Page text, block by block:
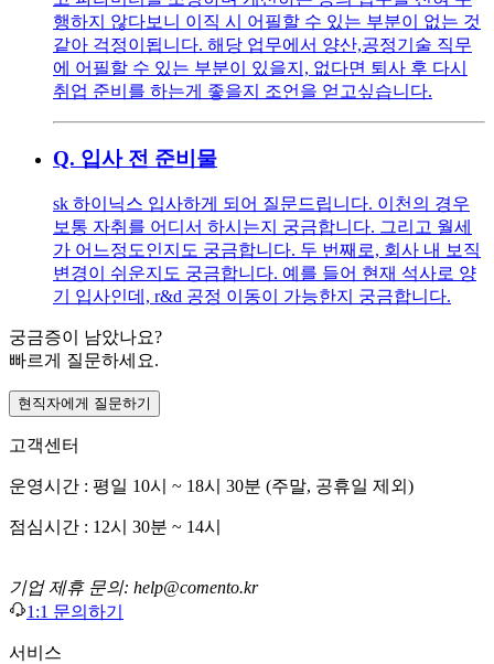
행하지 않다보니 이직 시 어필할 수 있는 부분이 없는 것
같아 걱정이됩니다. 해당 업무에서 양산,공정기술 직무
에 어필할 수 있는 부분이 있을지, 없다면 퇴사 후 다시
취업 준비를 하는게 좋을지 조언을 얻고싶습니다.
Q. 입사 전 준비물
sk 하이닉스 입사하게 되어 질문드립니다. 이천의 경우
보통 자취를 어디서 하시는지 궁금합니다. 그리고 월세
가 어느정도인지도 궁금합니다. 두 번째로, 회사 내 보직
변경이 쉬운지도 궁금합니다. 예를 들어 현재 석사로 양
기 입사인데, r&d 공정 이동이 가능한지 궁금합니다.
궁금증이 남았나요?
빠르게 질문하세요.
현직자에게 질문하기
고객센터
운영시간 : 평일 10시 ~ 18시 30분 (주말, 공휴일 제외)
점심시간 : 12시 30분 ~ 14시
기업 제휴 문의: help@comento.kr
1:1 문의하기
서비스